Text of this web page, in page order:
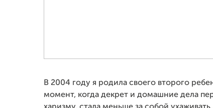
В 2004 году я родила своего второго
момент, когда декрет и домашние дела